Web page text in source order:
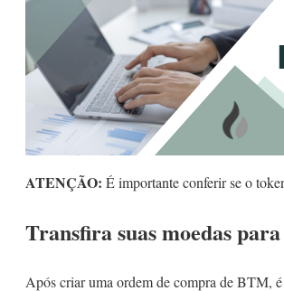
ATENÇÃO: É importante conferir se o
Transfira suas moedas
Após criar uma ordem de compra de BTM,